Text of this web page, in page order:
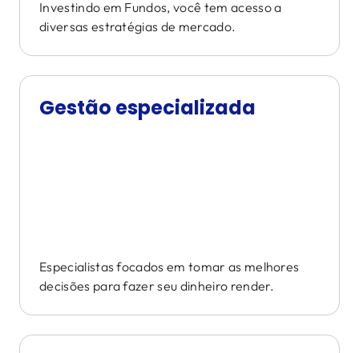
Investindo em Fundos, você tem acesso a
diversas estratégias de mercado.
Gestão especializada
Especialistas focados em tomar as melhores
decisões para fazer seu dinheiro render.